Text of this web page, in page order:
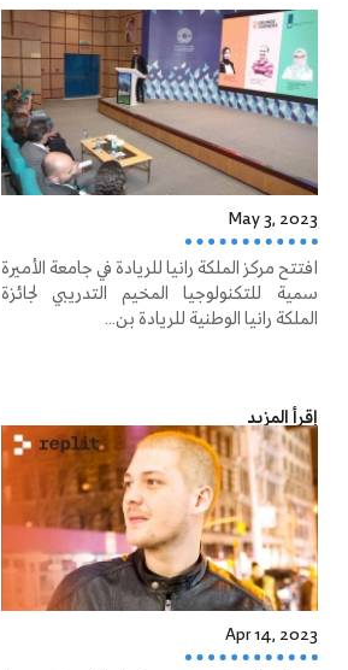
May 3, 2023
افتتح مركز الملكة رانيا للريادة في جامعة الأميرة
سمية للتكنولوجيا المخيم التدريبي لجائزة
الملكة رانيا الوطنية للريادة بن...
إقرأ المزيد
Apr 14, 2023